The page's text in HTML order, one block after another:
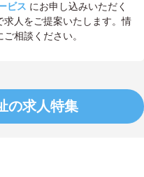
ビス にお申し込みいただく
求人をご提案いたします。情
相談ください。
の求人特集